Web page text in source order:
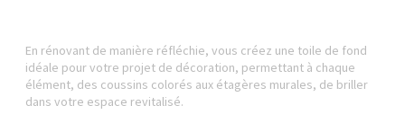
En rénovant de manière réfléchie, vous créez une toile de fond
idéale pour votre projet de décoration, permettant à chaque
élément, des coussins colorés aux étagères murales, de briller
dans votre espace revitalisé.